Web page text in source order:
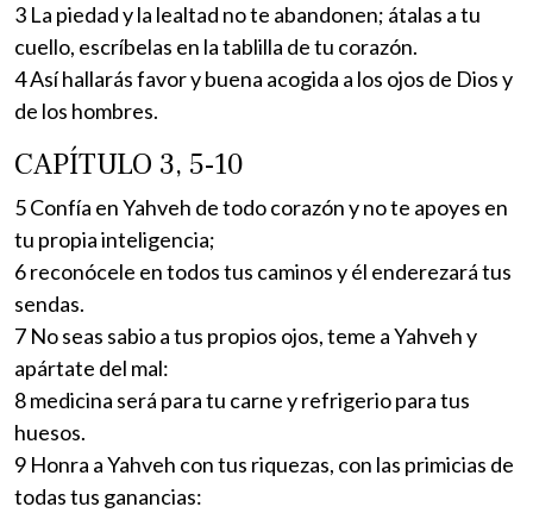
3 La piedad y la lealtad no te abandonen; átalas a tu
cuello, escríbelas en la tablilla de tu corazón.
4 Así hallarás favor y buena acogida a los ojos de Dios y
de los hombres.
CAPÍTULO 3, 5-10
5 Confía en Yahveh de todo corazón y no te apoyes en
tu propia inteligencia;
6 reconócele en todos tus caminos y él enderezará tus
sendas.
7 No seas sabio a tus propios ojos, teme a Yahveh y
apártate del mal:
8 medicina será para tu carne y refrigerio para tus
huesos.
9 Honra a Yahveh con tus riquezas, con las primicias de
todas tus ganancias: